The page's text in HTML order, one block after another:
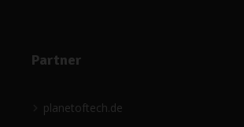
Partner
planetoftech.de